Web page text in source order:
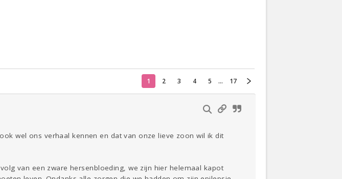
Beauty
1 2 3 4 5 ... 17
wel ons verhaal kennen en dat van onze lieve zoon wil ik dit
van een zware hersenbloeding, we zijn hier helemaal kapot